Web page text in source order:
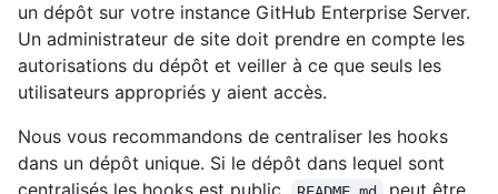
un dépôt sur votre instance GitHub Enterprise Server.
Un administrateur de site doit prendre en compte les
autorisations du dépôt et veiller à ce que seuls les
utilisateurs appropriés y aient accès.
Nous vous recommandons de centraliser les hooks
dans un dépôt unique. Si le dépôt dans lequel sont